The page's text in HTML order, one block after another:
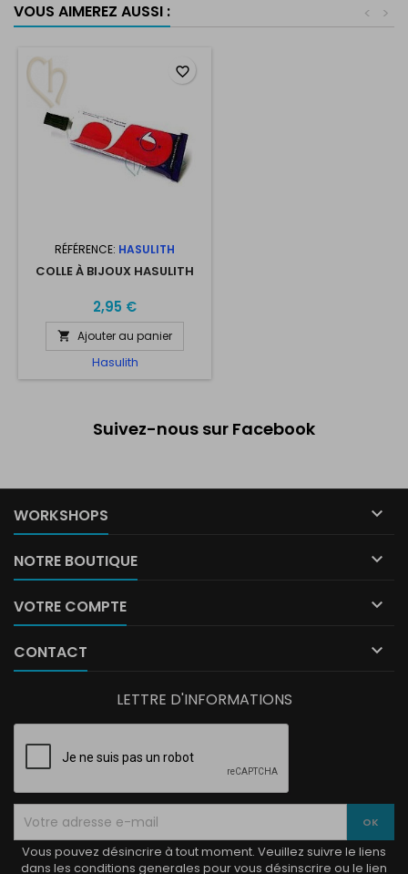
VOUS AIMEREZ AUSSI : >
<
RÉFÉRENCE: HASULITH
COLLE À BIJOUX HASULITH
2,95 €
 Ajouter au panier
Hasulith
favorite_border
Suivez-nous sur Facebook
WORKSHOPS 
NOTRE BOUTIQUE 
VOTRE COMPTE 
CONTACT 
LETTRE D'INFORMATIONS
Vous pouvez désincrire à tout moment. Veuillez suivre le liens
dans les conditions generales pour vous désinscrire ou le lien